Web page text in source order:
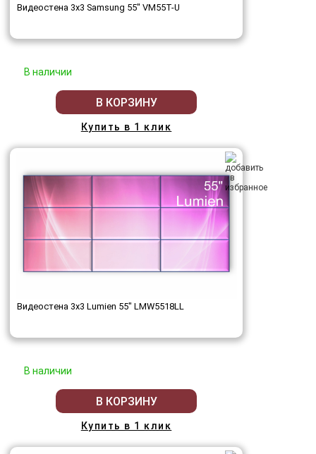
Видеостена 3x3 Samsung 55" VM55T-U
В наличии
В КОРЗИНУ
Купить в 1 клик
Видеостена 3x3 Lumien 55" LMW5518LL
В наличии
В КОРЗИНУ
Купить в 1 клик